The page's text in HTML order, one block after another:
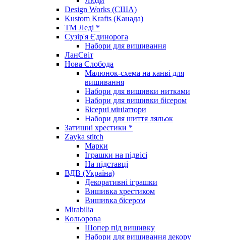
Design Works (США)
Kustom Krafts (Канада)
ТМ Леді *
Сузір'я Єдинорога
Набори для вишивання
ЛанСвіт
Нова Слобода
Малюнок-схема на канві для
вишивання
Набори для вишивки нитками
Набори для вишивки бісером
Бісерні мініатюри
Набори для шиття ляльок
Затишні хрестики *
Zayka stitch
Марки
Іграшки на підвісі
На підставці
ВДВ (Україна)
Декоративні іграшки
Вишивка хрестиком
Вишивка бісером
Mirabilia
Кольорова
Шопер під вишивку
Набори для вишивання декору